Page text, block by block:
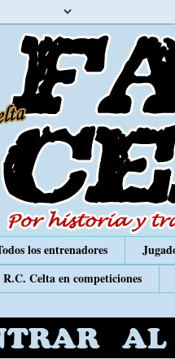
los entrenadores
Celta en competiciones